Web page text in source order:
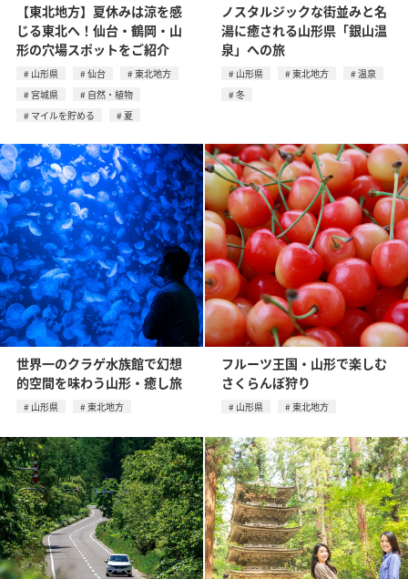
【東北地方】夏休みは涼を感
じる東北へ！仙台・鶴岡・山
形の穴場スポットをご紹介
山形県 仙台
東北地方
宮城県
自然・植物
マイルを貯める
夏
ノスタルジックな街並みと名
湯に癒される山形県「銀山温
泉」への旅
山形県 東北地方
温泉
冬
世界一のクラゲ水族館で幻想
的空間を味わう山形・癒し旅
山形県 東北地方
フルーツ王国・山形で楽しむ
さくらんぼ狩り
山形県 東北地方